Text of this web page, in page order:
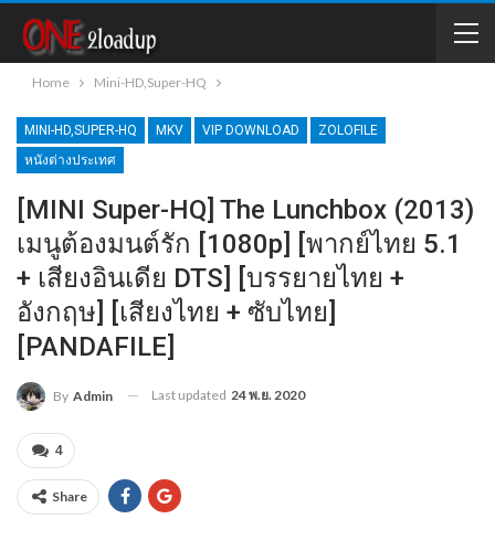
Home Mini-HD,Super-HQ
MINI-HD,SUPER-HQ MKV VIP DOWNLOAD
ZOLOFILE
หนังต่างประเทศ
[MINI Super-HQ] The Lunchbox (2013)
เมนูต้องมนต์รัก [1080p] [พากย์ไทย 5.1
+ เสียงอินเดีย DTS] [บรรยายไทย +
อังกฤษ] [เสียงไทย + ซับไทย]
[PANDAFILE]
By Admin Last updated 24 พ.ย. 2020
4
Share